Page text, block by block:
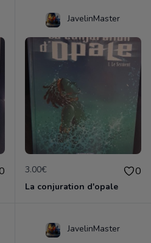
JavelinMaster
3.00€ 0
La conjuration d'opale
JavelinMaster